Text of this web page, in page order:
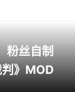
粉丝自制
》MOD